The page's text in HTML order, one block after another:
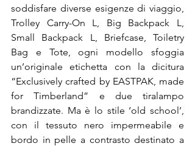
soddisfare diverse esigenze di viaggio,
Trolley Carry-On L, Big Backpack L,
Small Backpack L, Briefcase, Toiletry
Bag e Tote, ogni modello sfoggia
un’originale etichetta con la dicitura
“Exclusively crafted by EASTPAK, made
for Timberland” e due tiralampo
brandizzate. Ma è lo stile ‘old school’,
con il tessuto nero impermeabile e
bordo in pelle a contrasto destinato a